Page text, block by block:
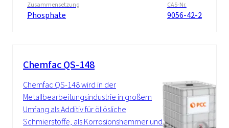
Zusammensetzung
Phosphate
CAS-Nr.
9056-42-2
Chemfac QS-148
Chemfac QS-148 wird in der
Metallbearbeitungsindustrie in großem
Umfang als Additiv für öllösliche
Schmierstoffe, als Korrosionshemmer und